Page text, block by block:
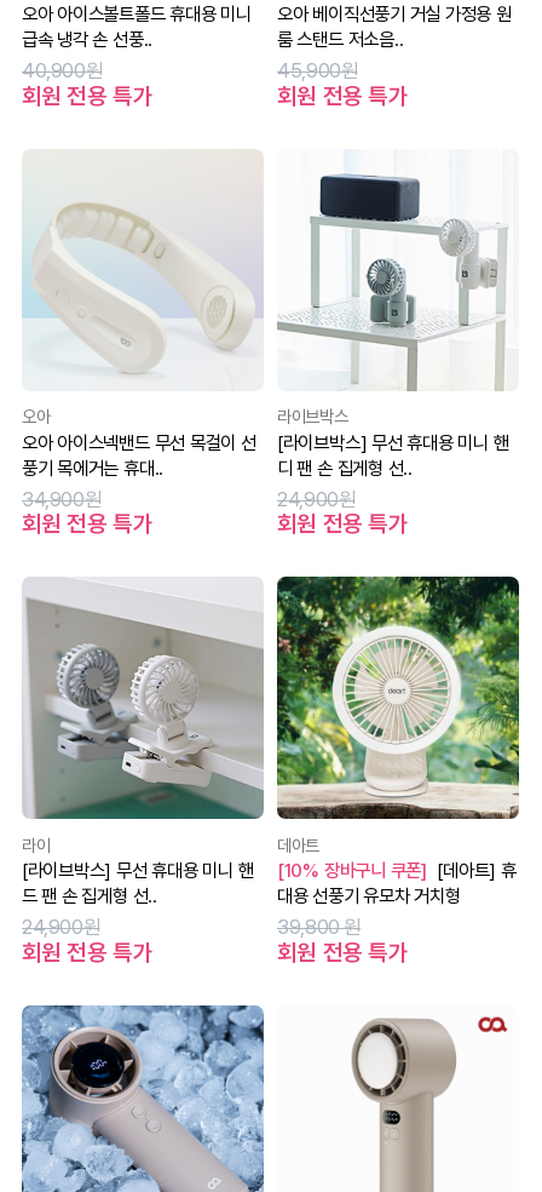
오아 아이스볼트폴드 휴대용 미니
급속 냉각 손 선풍..
40,900원
회원 전용 특가
오아 베이직선풍기 거실 가정용 원
룸 스탠드 저소음..
45,900원
회원 전용 특가
오아
오아 아이스넥밴드 무선 목걸이 선
풍기 목에거는 휴대..
34,900원
회원 전용 특가
라이브박스
[라이브박스] 무선 휴대용 미니 핸
디 팬 손 집게형 선..
24,900원
회원 전용 특가
라이
[라이브박스] 무선 휴대용 미니 핸
드 팬 손 집게형 선..
24,900원
회원 전용 특가
데아트
[10% 장바구니 쿠폰] [데아트] 휴
대용 선풍기 유모차 거치형
39,800 원
회원 전용 특가